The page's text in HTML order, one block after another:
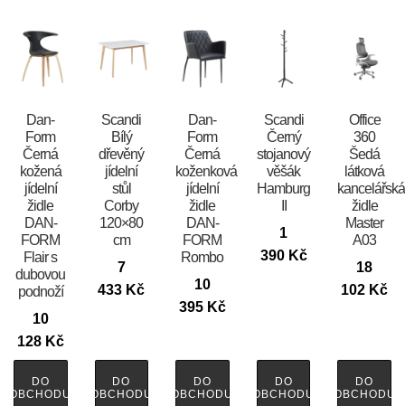
​​​​​Dan-
Form
Černá
kožená
jídelní
židle
DAN-
FORM
Flair s
dubovou
podnoží
10
128 Kč
DO
OBCHODU
Scandi
Bílý
dřevěný
jídelní
stůl
Corby
120×80
cm
7
433 Kč
DO
OBCHODU
​​​​​Dan-
Form
Černá
koženková
jídelní
židle
DAN-
FORM
Rombo
10
395 Kč
DO
OBCHODU
Scandi
Černý
stojanový
věšák
Hamburg
1
390 Kč
DO
OBCHODU
Office
360
Šedá
látková
kancelářská
židle
Master
A03
18
102 Kč
DO
OBCHODU